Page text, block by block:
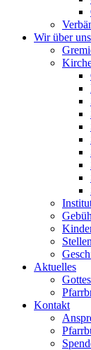
Wir über uns
Aktuelles
Kontakt